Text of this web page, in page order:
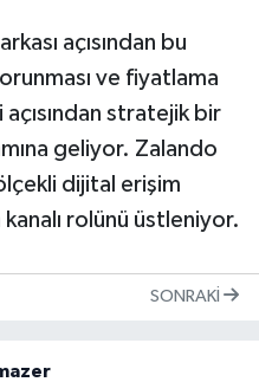
açısından bu
ve fiyatlama
stratejik bir
geliyor. Zalando
dijital erişim
rolünü üstleniyor.
SONRAKI